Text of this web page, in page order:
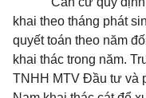
khai theo tháng phát
quyết toán theo năm
khai thác trong năm.
TNHH MTV Đầu tư và